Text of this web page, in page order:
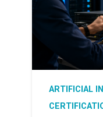
ARTIFICIAL